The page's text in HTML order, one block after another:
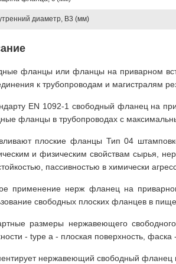
диаметр, B3 (мм)
фланцы или фланцы на приварном
к трубопроводам и магистралям
EN 1092-1 свободный фланец на
фланцы в трубопроводах с
плоские фланцы Тип 04
и физическим свойствам сырья,
пассивностью в химически
применение нерж фланец на
свободных плоских фланцев в
размеры нержавеющего
- type a - плоская поверхность,
нержавеющий свободный фланец